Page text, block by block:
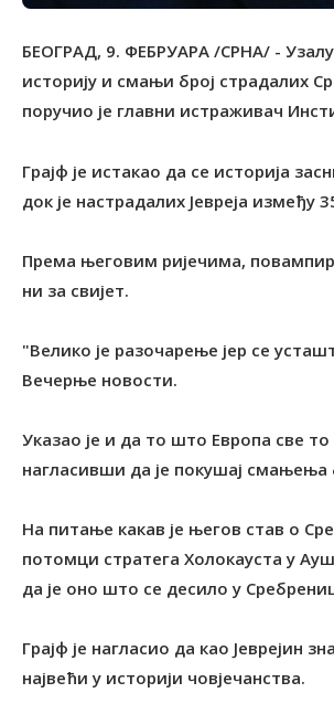
БЕОГРАД, 9. ФЕБРУАРА /СРНА/ -
историју и смањи број страдалих
поручио је главни истраживач
Грајф је истакао да се историја
док је настрадалих Јевреја између
Према његовим ријечима,
ни за свијет.
"Велико је разочарење јер се
Вечерње новости.
Указао је и да то што Европа све
нагласивши да је покушај
На питање какав је његов став о
потомци стратега Холокауста у
да је оно што се десило у
Грајф је нагласио да као Jеврејин
највећи у историји човјечанства.